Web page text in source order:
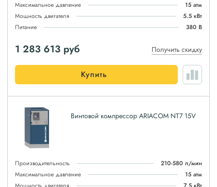
Максимальное давление
15 атм
Мощность двигателя
5.5 кВт
Питание
380 В
1 283 613 руб Получить скидку
Купить
Винтовой компрессор ARIACOM NT7 15V
Производительность
210-580 л/мин
Максимальное давление
15 атм